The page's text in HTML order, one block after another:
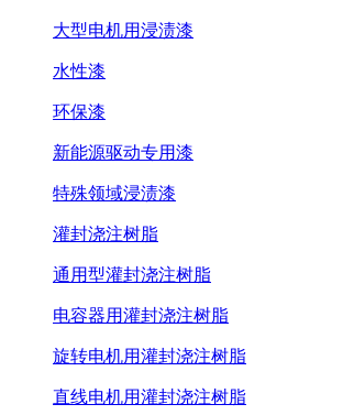
大型电机用浸渍漆
水性漆
环保漆
新能源驱动专用漆
特殊领域浸渍漆
灌封浇注树脂
通用型灌封浇注树脂
电容器用灌封浇注树脂
旋转电机用灌封浇注树脂
直线电机用灌封浇注树脂